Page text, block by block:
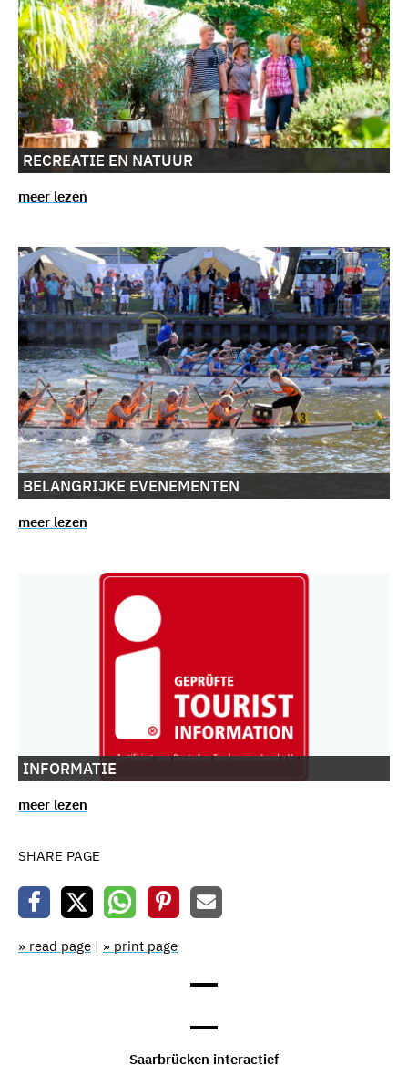
RECREATIE EN NATUUR
meer lezen
BELANGRIJKE EVENEMENTEN
meer lezen
INFORMATIE
meer lezen
SHARE PAGE
» read page | » print page
Saarbrücken interactief